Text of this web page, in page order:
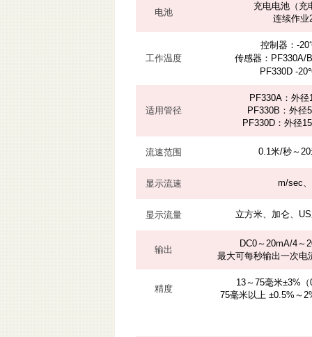
电池
充电电池（充
连续作业
工作温度
控制器：-
传感器：
PF330D -
适用管径
PF330A：外
PF330B：外径
PF330D：外径
流速范围 0.1米/秒～
显示流速 m/sec
显示流量 立方米、加仑、
输出
DC0～20mA/4
最大可每秒输出一次电
精度
13～75毫米±3%
75毫米以上 ±0.5%～